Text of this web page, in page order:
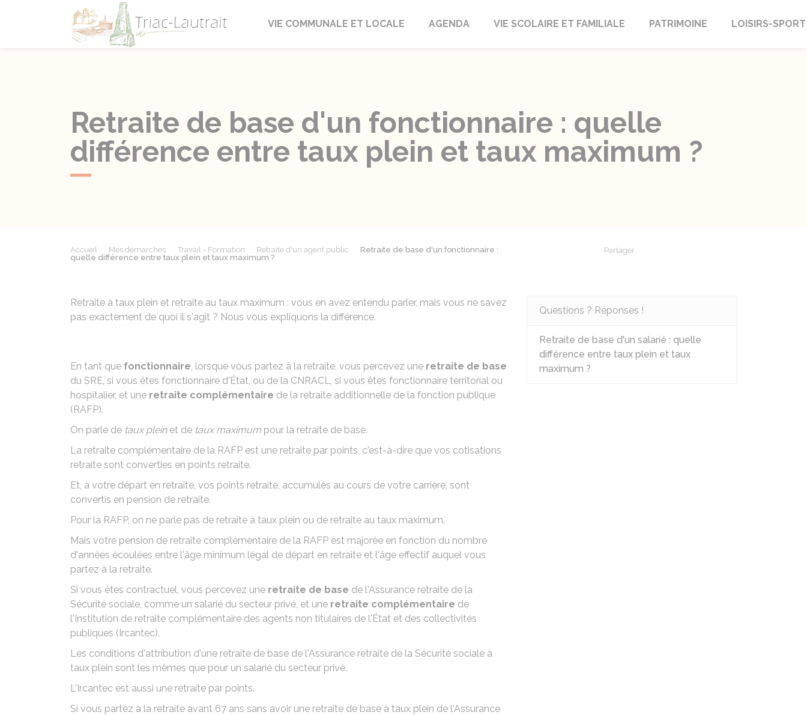
Triac-Lautrait
VIE COMMUNALE ET LOCALE AGENDA VIE SCOLAIRE ET FAMILIALE PATRIMOINE LOISIRS-SPORT
Retraite de base d'un fonctionnaire : quelle
différence entre taux plein et taux maximum ?
Accueil Mes démarches Travail - Formation Retraite d'un agent public
Retraite de base d'un fonctionnaire :
quelle différence entre taux plein et taux maximum ?
Partager
Retraite à taux plein et retraite au taux maximum : vous en avez entendu parler, mais vous ne savez
pas exactement de quoi il s'agit ? Nous vous expliquons la différence.
En tant que fonctionnaire, lorsque vous partez à la retraite, vous percevez une retraite de base
du SRE, si vous êtes fonctionnaire d'État, ou de la CNRACL, si vous êtes fonctionnaire territorial ou
hospitalier, et une retraite complémentaire de la retraite additionnelle de la fonction publique
(RAFP).
On parle de taux pleinet de taux maximum pour la retraite de base.
La retraite complémentaire de la RAFP est une retraite par points, c'est-à-dire que vos cotisations
retraite sont converties en points retraite.
Et, à votre départ en retraite, vos points retraite, accumulés au cours de votre carrière, sont
convertis en pension de retraite.
Pour la RAFP, on ne parle pas de retraite à taux plein ou de retraite au taux maximum.
Mais votre pension de retraite complémentaire de la RAFP est majorée en fonction du nombre
d'années écoulées entre l'âge minimum légal de départ en retraite et l'âge effectif auquel vous
partez à la retraite.
Si vous êtes contractuel, vous percevez une retraite de base de l'Assurance retraite de la
Sécurité sociale, comme un salarié du secteur privé, et une retraite complémentaire de
l'Institution de retraite complémentaire des agents non titulaires de l'État et des collectivités
publiques (Ircantec).
Les conditions d'attribution d'une retraite de base de l'Assurance retraite de la Sécurité sociale à
taux plein sont les mêmes que pour un salarié du secteur privé.
L'Ircantec est aussi une retraite par points.
Si vous partez à la retraite avant 67 ans sans avoir une retraite de base à taux plein de l'Assurance
Questions ? Réponses !
Retraite de base d'un salarié : quelle
différence entre taux plein et taux
maximum ?